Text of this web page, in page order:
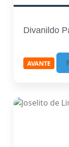
Divanildo
AVANTE